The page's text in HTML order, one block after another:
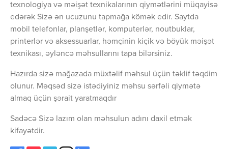
texnologiya və məişət texnikalarının qiymətlərini müqayisə
edərək Sizə ən ucuzunu tapmağa kömək edir. Saytda
mobil telefonlar, planşetlər, komputerlər, noutbuklar,
printerlər və aksessuarlar, həmçinin kiçik və böyük məişət
texnikası, əyləncə məhsullarını tapa bilərsiniz.
Hazırda sizə mağazada müxtəlif məhsul üçün təklif təqdim
olunur. Məqsəd sizə istədiyiniz məhsu sərfəli qiymətə
almaq üçün şərait yaratmaqdır
Sadəcə Sizə lazım olan məhsulun adını daxil etmək
kifayətdir.